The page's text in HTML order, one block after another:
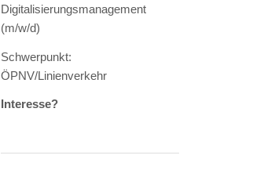
Digitalisierungsmanagement
(m/w/d)
Schwerpunkt:
ÖPNV/Linienverkehr
Interesse?